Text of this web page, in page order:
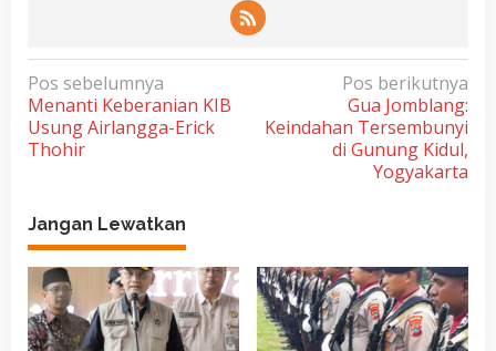
N
a
v
a
s
i
p
Pos sebelumnya
Menanti Keberanian KIB
Usung Airlangga-Erick
Thohir
Pos berikutnya
Gua Jomblang:
Keindahan Tersembunyi
di Gunung Kidul,
Yogyakarta
Jangan Lewatkan